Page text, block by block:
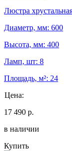
Люстра
Диаметр, мм: 600
Высота, мм: 400
Ламп, шт: 8
Площадь, м²: 24
Цена:
17 490 р.
в наличии
Купить